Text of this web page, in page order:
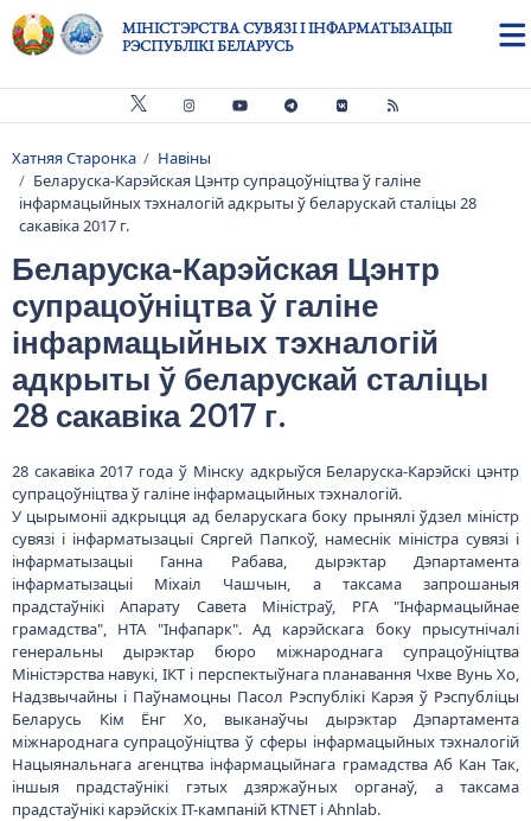
Skip to main content
МІНІСТЭРСТВА СУВЯЗІ І ІНФАРМАТЫЗАЦЫІ
РЭСПУБЛІКІ БЕЛАРУСЬ
Breadcrumb
Хатняя Старонка
Навіны
Беларуска-Карэйская Цэнтр супрацоўніцтва ў галіне
інфармацыйных тэхналогій адкрыты ў беларускай сталіцы 28
сакавіка 2017 г.
Беларуска-Карэйская Цэнтр
супрацоўніцтва ў галіне
інфармацыйных тэхналогій
адкрыты ў беларускай сталіцы
28 сакавіка 2017 г.
28 сакавіка 2017 года ў Мінску адкрыўся Беларуска-Карэйскі цэнтр
супрацоўніцтва ў галіне інфармацыйных тэхналогій.
У цырымоніі адкрыцця ад беларускага боку прынялі ўдзел міністр
сувязі і інфарматызацыі Сяргей Папкоў, намеснік міністра сувязі і
інфарматызацыі Ганна Рабава, дырэктар Дэпартамента
інфарматызацыі Міхаіл Чашчын, а таксама запрошаныя
прадстаўнікі Апарату Савета Міністраў, РГА "Інфармацыйнае
грамадства", НТА "Інфапарк". Ад карэйскага боку прысутнічалі
генеральны дырэктар бюро міжнароднага супрацоўніцтва
Міністэрства навукі, ІКТ і перспектыўнага планавання Чхве Вунь Хо,
Надзвычайны і Паўнамоцны Пасол Рэспублікі Карэя ў Рэспубліцы
Беларусь Кім Ёнг Хо, выканаўчы дырэктар Дэпартамента
міжнароднага супрацоўніцтва ў сферы інфармацыйных тэхналогій
Нацыянальнага агенцтва інфармацыйнага грамадства Аб Кан Так,
іншыя прадстаўнікі гэтых дзяржаўных органаў, а таксама
прадстаўнікі карэйскіх ІТ-кампаній KTNET і Ahnlab.